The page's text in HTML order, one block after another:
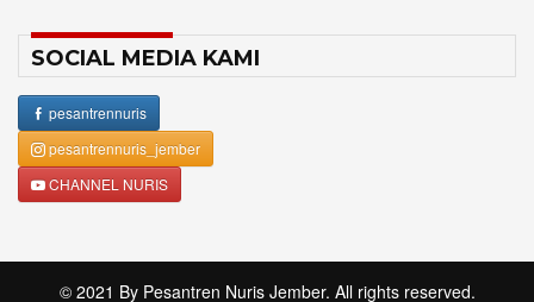
SOCIAL MEDIA KAMI
pesantrennuris
pesantrennuris_jember
CHANNEL NURIS
© 2021 By Pesantren Nuris Jember. All rights reserved.